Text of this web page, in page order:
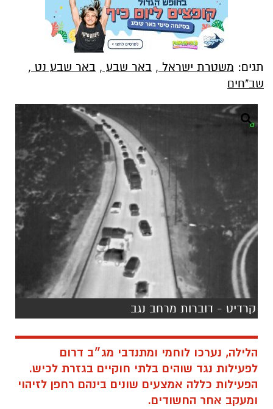
תגים: משטרת ישראל , באר שבע , באר שבע נט ,
שב"חים
קרדיט - דוברות מרחב נגב
הלילה, נערכו לוחמי ומתנדבי מג״ב דרום
לפעילות נגד שוהים בלתי חוקיים בגזרת לכיש.
הפעילות כללה אמצעים שונים בינהם רחפן לזיהוי
ומעקב אחר החשודים.